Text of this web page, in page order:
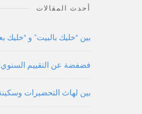
أحدث المقالات
بين “خليك بالبيت” و “خليك
فضفضة عن التقييم
بين لهاث التحضيرات